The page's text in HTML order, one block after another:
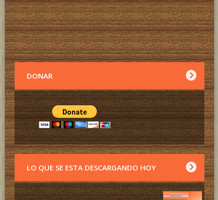
DONAR
LO QUE SE ESTA DESCARGANDO HOY